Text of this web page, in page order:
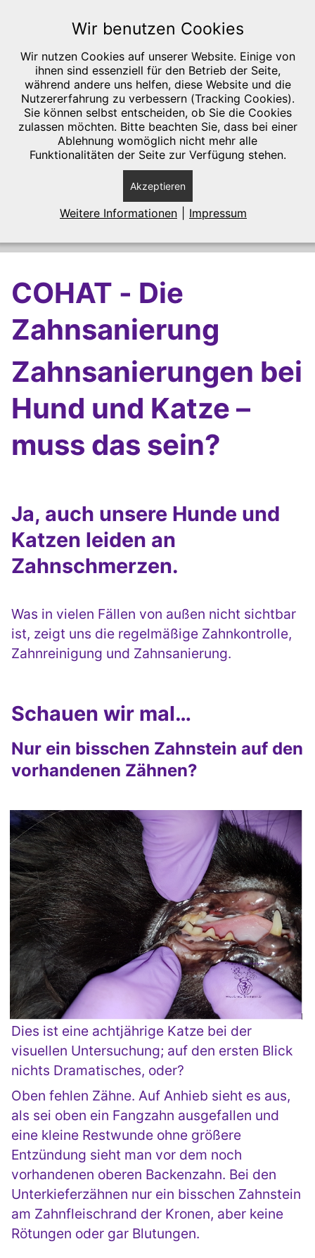
SKIP TO MAIN CONTENT
Tierarztpraxis in Jülich (Kreis Düren);
liebevolle haustierärztliche Betreuung von
Hunden und Katzen. Zahnbehandlung,
Dentalröntgen, COHAT und FORL-
COHAT - Die
Zahnsanierung
Zahnsanierungen bei
Hund und Katze –
muss das sein?
Ja, auch unsere Hunde und
Katzen leiden an
Zahnschmerzen.
Was in vielen Fällen von außen nicht sichtbar
ist, zeigt uns die regelmäßige Zahnkontrolle,
Zahnreinigung und Zahnsanierung.
Schauen wir mal…
Nur ein bisschen Zahnstein auf den
vorhandenen Zähnen?
Dies ist eine achtjährige Katze bei der
visuellen Untersuchung; auf den ersten Blick
nichts Dramatisches, oder?
Oben fehlen Zähne. Auf Anhieb sieht es aus,
als sei oben ein Fangzahn ausgefallen und
eine kleine Restwunde ohne größere
Entzündung sieht man vor dem noch
vorhandenen oberen Backenzahn. Bei den
Unterkieferzähnen nur ein bisschen Zahnstein
am Zahnfleischrand der Kronen, aber keine
Rötungen oder gar Blutungen.
Wir benutzen Cookies
Wir nutzen Cookies auf unserer Website. Einige von
ihnen sind essenziell für den Betrieb der Seite,
während andere uns helfen, diese Website und die
Nutzererfahrung zu verbessern (Tracking Cookies).
Sie können selbst entscheiden, ob Sie die Cookies
zulassen möchten. Bitte beachten Sie, dass bei einer
Ablehnung womöglich nicht mehr alle
Funktionalitäten der Seite zur Verfügung stehen.
Akzeptieren
Weitere Informationen Impressum